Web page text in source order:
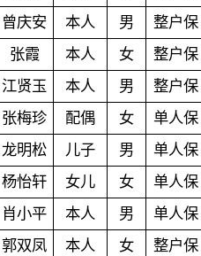
曾庆安 本人 男 整户保
张霞 本人 女 整户保
江贤玉 本人 男 整户保
张梅珍 配偶 女 单人保
龙明松 儿子 男 单人保
杨怡轩 女儿 女 单人保
肖小平 本人 男 单人保
郭双凤 本人 女 整户保